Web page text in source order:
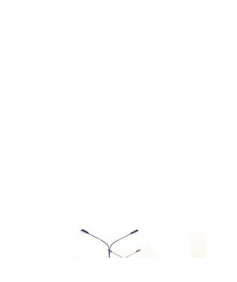
жилого сектора ✆ +74951573444